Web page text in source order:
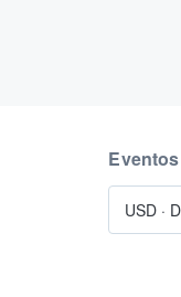
USD ·